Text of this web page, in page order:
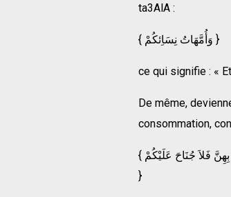
ta3AlA :
{ وَأُمَّهَاتُ نِسَاِئكُمْ }
ce qui signifie : «
De même,
consommation,
{ وَرَبَائِبُكُمُ اللاَّتِي فِي حُجُورِكُمْ مِنْ نِسَائِكُمُ اللاَّتِي دَخَلْتُمْ بِهِنَّ فَإِنْ لَمْ تَكُونُوا دَخَلْتُمْ بِهِنَّ فَلاَ جُنَاحَ عَلَيْكُمْ
}